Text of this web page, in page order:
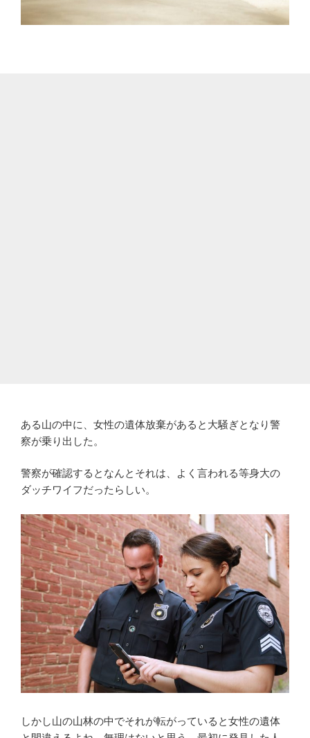
ある山の中に、女性の遺体放棄があると大騒ぎとなり警
察が乗り出した。
警察が確認するとなんとそれは、よく言われる等身大の
ダッチワイフだったらしい。
しかし山の山林の中でそれが転がっていると女性の遺体